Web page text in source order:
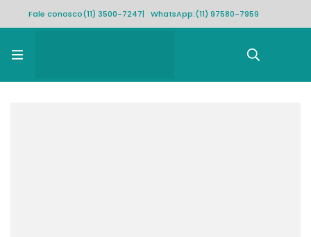
Fale conosco(11) 3500-7247| WhatsApp:(11) 97580-7959